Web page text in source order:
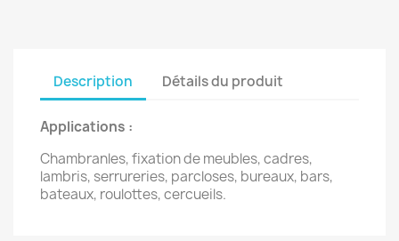
Description Détails du produit
Applications :
Chambranles, fixation de meubles, cadres,
lambris, serrureries, parcloses, bureaux, bars,
bateaux, roulottes, cercueils.